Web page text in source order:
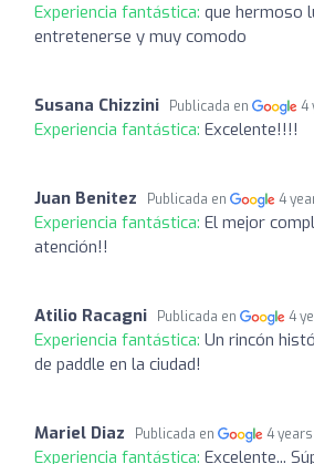
Experiencia fantástica: que hermoso
entretenerse y muy comodo
Susana Chizzini Publicada en 4
Experiencia fantástica: Excelente!!!!
Juan Benitez Publicada en 4
Experiencia fantástica: El mejor
atención!!
Atilio Racagni Publicada en 4
Experiencia fantástica: Un rincón
de paddle en la ciudad!
Mariel Diaz Publicada en 4
Experiencia fantástica: Excelente...